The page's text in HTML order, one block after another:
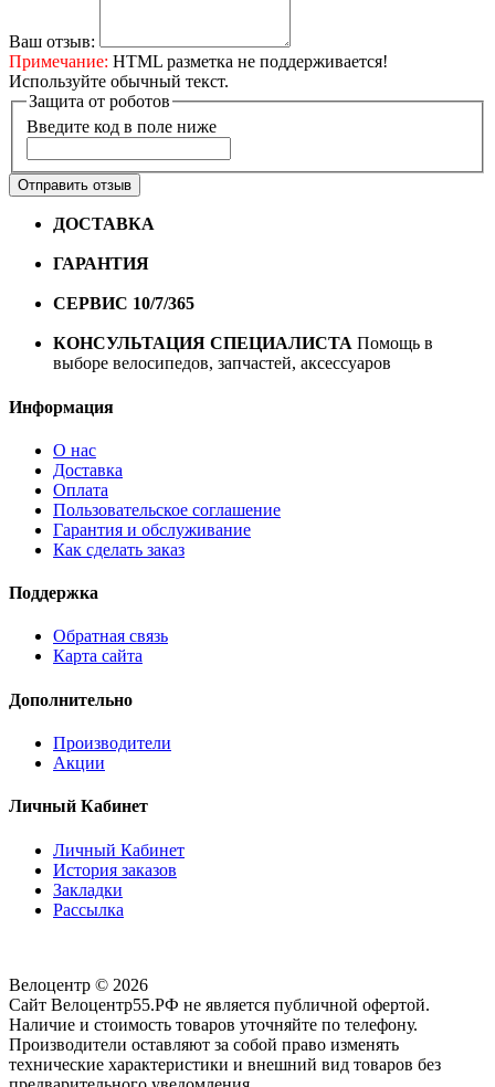
Ваш отзыв:
Примечание: HTML разметка не поддерживается!
Используйте обычный текст.
Защита от роботов
Введите код в поле ниже
Отправить отзыв
ДОСТАВКА
ГАРАНТИЯ
СЕРВИС 10/7/365
КОНСУЛЬТАЦИЯ СПЕЦИАЛИСТА Помощь в
выборе велосипедов, запчастей, аксессуаров
Информация
О нас
Доставка
Оплата
Пользовательское соглашение
Гарантия и обслуживание
Как сделать заказ
Поддержка
Обратная связь
Карта сайта
Дополнительно
Производители
Акции
Личный Кабинет
Личный Кабинет
История заказов
Закладки
Рассылка
Велоцентр © 2026
Сайт Велоцентр55.РФ не является публичной офертой.
Наличие и стоимость товаров уточняйте по телефону.
Производители оставляют за собой право изменять
технические характеристики и внешний вид товаров без